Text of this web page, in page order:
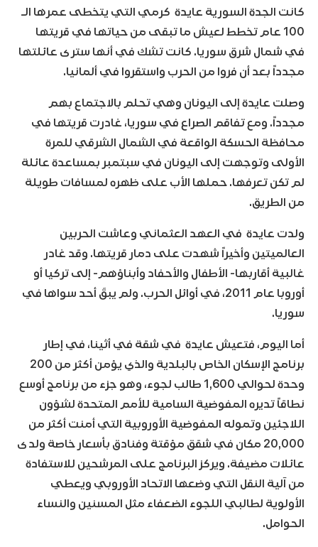
كانت الجدة السورية عايدة كرمي التي يتخطى عمرها الـ
100 عام تخطط لعيش ما تبقى من حياتها في قريتها
في شمال شرق سوريا. كانت تشك في أنها سترى عائلتها
مجدداً بعد أن فروا من الحرب واستقروا في ألمانيا.
وصلت عايدة إلى اليونان وهي تحلم بالاجتماع بهم
مجدداً. ومع تفاقم الصراع في سوريا، غادرت قريتها في
محافظة الحسكة الواقعة في الشمال الشرقي للمرة
الأولى وتوجهت إلى اليونان في سبتمبر بمساعدة عائلة
لم تكن تعرفها. حملها الأب على ظهره لمسافات طويلة
من الطريق.
ولدت عايدة في العهد العثماني وعاشت الحربين
العالميتين وأخيراً شهدت على دمار قريتها. وقد غادر
غالبية أقاربها- الأطفال والأحفاد وأبناؤهم- إلى تركيا أو
أوروبا عام 2011، في أوائل الحرب. ولم يبقَ أحد سواها في
سوريا.
أما اليوم، فتعيش عايدة في شقة في أثينا، في إطار
برنامج الإسكان الخاص بالبلدية والذي يؤمن أكثر من 200
وحدة لحوالي 1,600 طالب لجوء، وهو جزء من برنامج أوسع
نطاقاً تديره المفوضية السامية للأمم المتحدة لشؤون
اللاجئين وتموله المفوضية الأوروبية التي أمنت أكثر من
20,000 مكان في شقق مؤقتة وفنادق بأسعار خاصة ولدى
عائلات مضيفة. ويركز البرنامج على المرشحين للاستفادة
من آلية النقل التي وضعها الاتحاد الأوروبي ويعطي
الأولوية لطالبي اللجوء الضعفاء مثل المسنين والنساء
الحوامل.